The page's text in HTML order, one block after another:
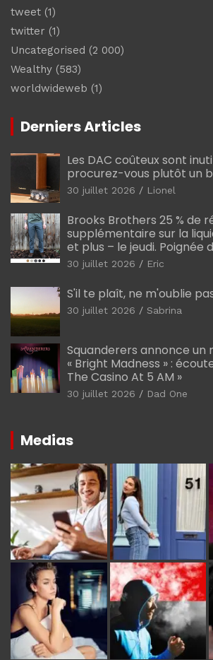
tweet (1)
twitter (1)
Uncategorised (2 000)
Wealthy (583)
worldwideweb (1)
Derniers Articles
Les DAC coûteux sont
procurez-vous plutôt un
30 juillet 2026 Lionel
Brooks Brothers 25 % de
supplémentaire sur la
et plus – le jeudi. Poignée
30 juillet 2026 Eric
S'il te plaît, ne m'oublie
30 juillet 2026 Sabrina
Squanderers annonce un
« Bright Madness » :
The Casino At 5 AM »
30 juillet 2026 Dad One
Medias